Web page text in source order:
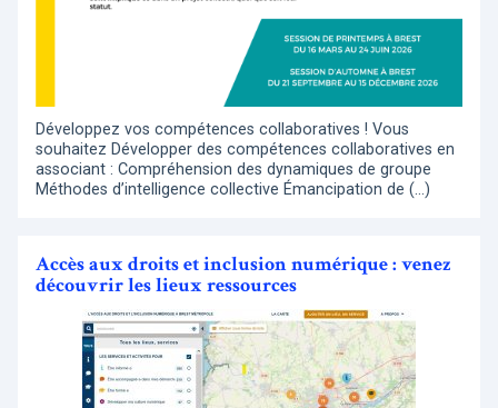
Développez vos compétences collaboratives ! Vous
souhaitez Développer des compétences collaboratives en
associant : Compréhension des dynamiques de groupe
Méthodes d’intelligence collective Émancipation de (…)
Accès aux droits et inclusion numérique : venez
découvrir les lieux ressources